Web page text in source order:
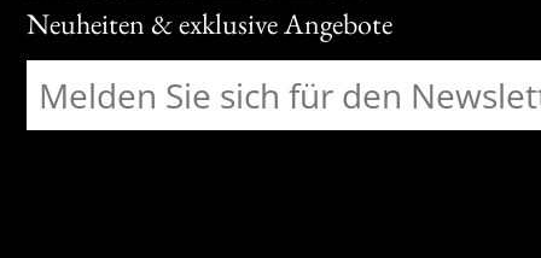
Neuheiten & exklusive Angebote